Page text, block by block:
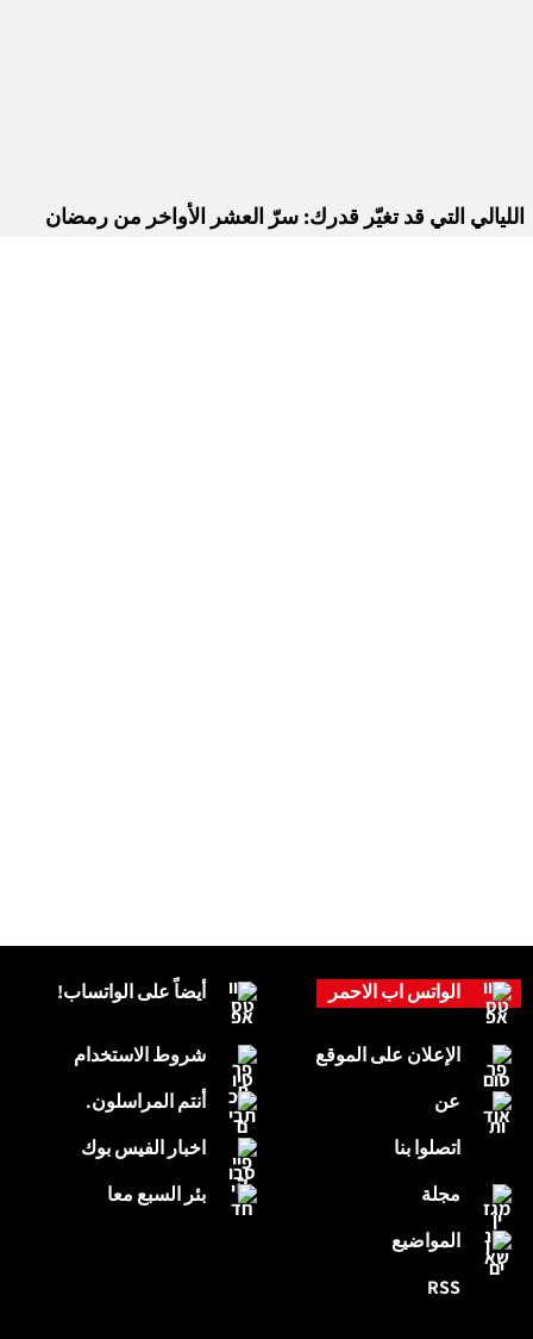
الليالي التي قد تغيّر قدرك: سرّ العشر الأواخر من رمضان
أيضاً على الواتساب!
شروط الاستخدام
أنتم المراسلون.
اخبار الفيس بوك
بئر السبع معا
الواتس اب الاحمر
الإعلان على الموقع
عن
اتصلوا بنا
مجلة
المواضيع
RSS